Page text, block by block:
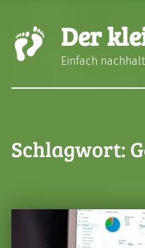
Der
Einfach
Schlagwort: